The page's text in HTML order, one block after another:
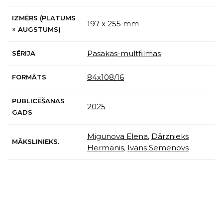
IZMĒRS (PLATUMS
× AUGSTUMS)
197 x 255 mm
SĒRIJA Pasakas-multfilmas
FORMĀTS 84х108/16
PUBLICĒŠANAS
GADS
2025
MĀKSLINIEKS.
Migunova Elena, Dārznieks
Hermanis, Ivans Semenovs